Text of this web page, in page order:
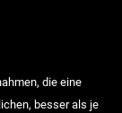
die eine
besser als je